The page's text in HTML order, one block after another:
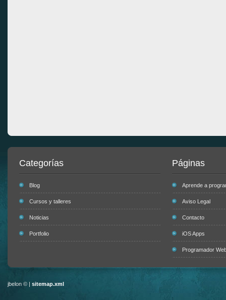
Categorías
Blog
Cursos y talleres
Noticias
Portfolio
Páginas
Aprende a
Aviso Legal
Contacto
iOS Apps
Programador
jbelon © | sitemap.xml